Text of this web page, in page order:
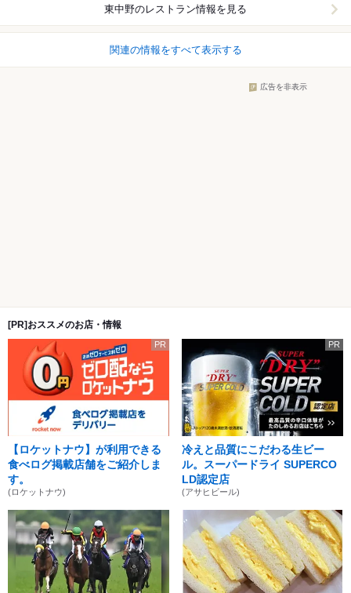
東中野のレストラン情報を見る
関連の情報をすべて表示する
広告を非表示
[PR]おススメのお店・情報
PR
【ロケットナウ】が利用できる
食べログ掲載店舗をご紹介しま
す。
(ロケットナウ)
PR
冷えと品質にこだわる生ビー
ル。スーパードライ SUPERCO
LD認定店
(アサヒビール)